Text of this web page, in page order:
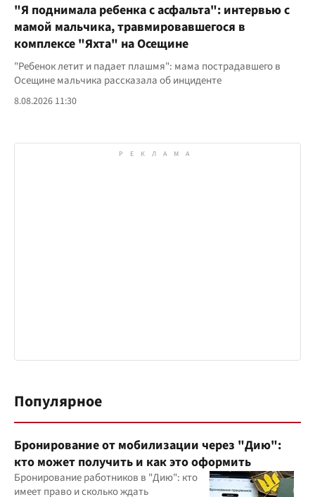
"Я поднимала ребенка с асфальта": интервью с
мамой мальчика, травмировавшегося в
комплексе "Яхта" на Осещине
"Ребенок летит и падает плашмя": мама пострадавшего в
Осещине мальчика рассказала об инциденте
8.08.2026 11:30
Популярное
Бронирование от мобилизации через "Дию":
кто может получить и как это оформить
Бронирование работников в "Дию": кто
имеет право и сколько ждать